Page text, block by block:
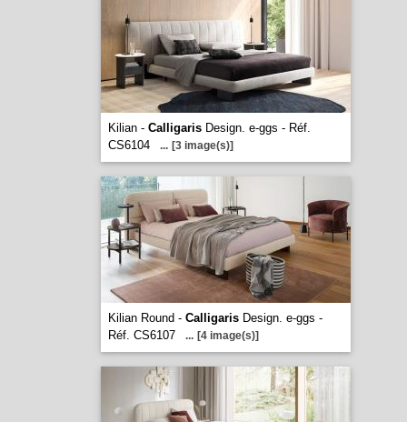
Kilian - CalligarisDesign. e-ggs - Réf.
CS6104
... [3 image(s)]
Kilian Round - CalligarisDesign. e-ggs -
Réf. CS6107
... [4 image(s)]